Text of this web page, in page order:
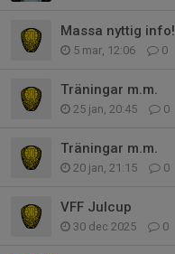
Massa nyttig info!
5 mar, 12:06 0
Träningar m.m.
25 jan, 20:45 0
Träningar m.m.
20 jan, 21:15 0
VFF Julcup
30 dec 2025 0